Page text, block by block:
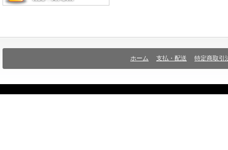
ホーム 支払・配送 特定商取引